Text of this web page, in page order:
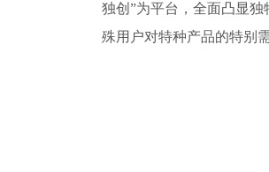
独创”为平台，全面凸显
殊用户对特种产品的特别